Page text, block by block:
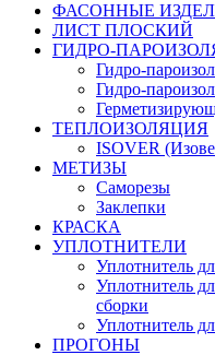
ФАСОННЫЕ
ЛИСТ ПЛОСКИЙ
ГИДРО-
Гидро-
Гидро-
ТЕПЛОИЗОЛЯЦИЯ
ISOVER
МЕТИЗЫ
Саморезы
Заклепки
КРАСКА
УПЛОТНИТЕЛИ
Уплотнитель
Уплотнитель
сборки
Уплотнитель
ПРОГОНЫ